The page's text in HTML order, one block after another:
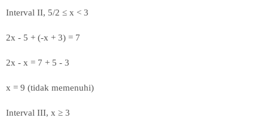
Interval II, 5/2 ≤ x < 3
2x - 5 + (-x + 3) = 7
2x - x = 7 + 5 - 3
x = 9 (tidak memenuhi)
Interval III, x ≥ 3